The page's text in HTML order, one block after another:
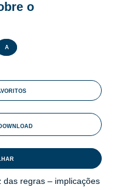
o
A
das regras – implicações